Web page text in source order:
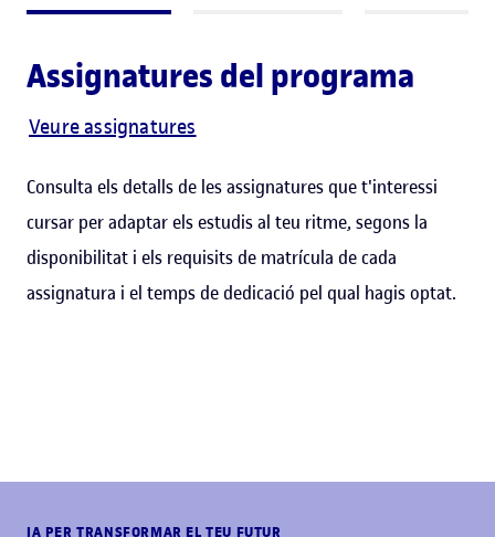
Assignatures del programa
Veure assignatures
Consulta els detalls de les assignatures que t'interessi
cursar per adaptar els estudis al teu ritme, segons la
disponibilitat i els requisits de matrícula de cada
assignatura i el temps de dedicació pel qual hagis optat.